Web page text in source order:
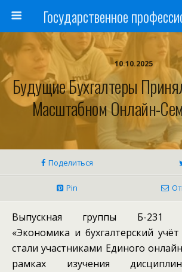
10.10.2025
Будущие Бухгалтеры
Масштабном Онлайн-
Поделиться
Pin
Выпускная группы Б-231
«Экономика и бухгалтерский
стали участниками Единого
рамках изучения